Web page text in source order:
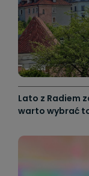
Lato z Radiem
warto wybrać